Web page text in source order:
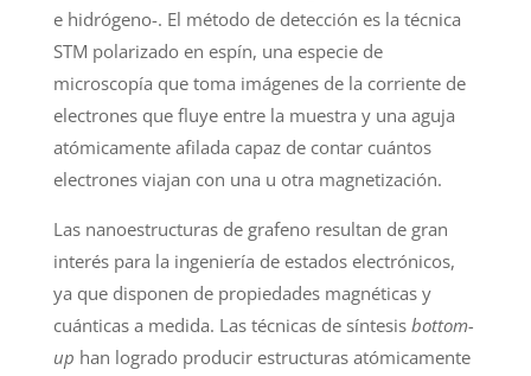
e hidrógeno-. El método de detección es la técnica
STM polarizado en espín, una especie de
microscopía que toma imágenes de la corriente de
electrones que fluye entre la muestra y una aguja
atómicamente afilada capaz de contar cuántos
electrones viajan con una u otra magnetización.
Las nanoestructuras de grafeno resultan de gran
interés para la ingeniería de estados electrónicos,
ya que disponen de propiedades magnéticas y
cuánticas a medida. Las técnicas de síntesis bottom-
up han logrado producir estructuras atómicamente